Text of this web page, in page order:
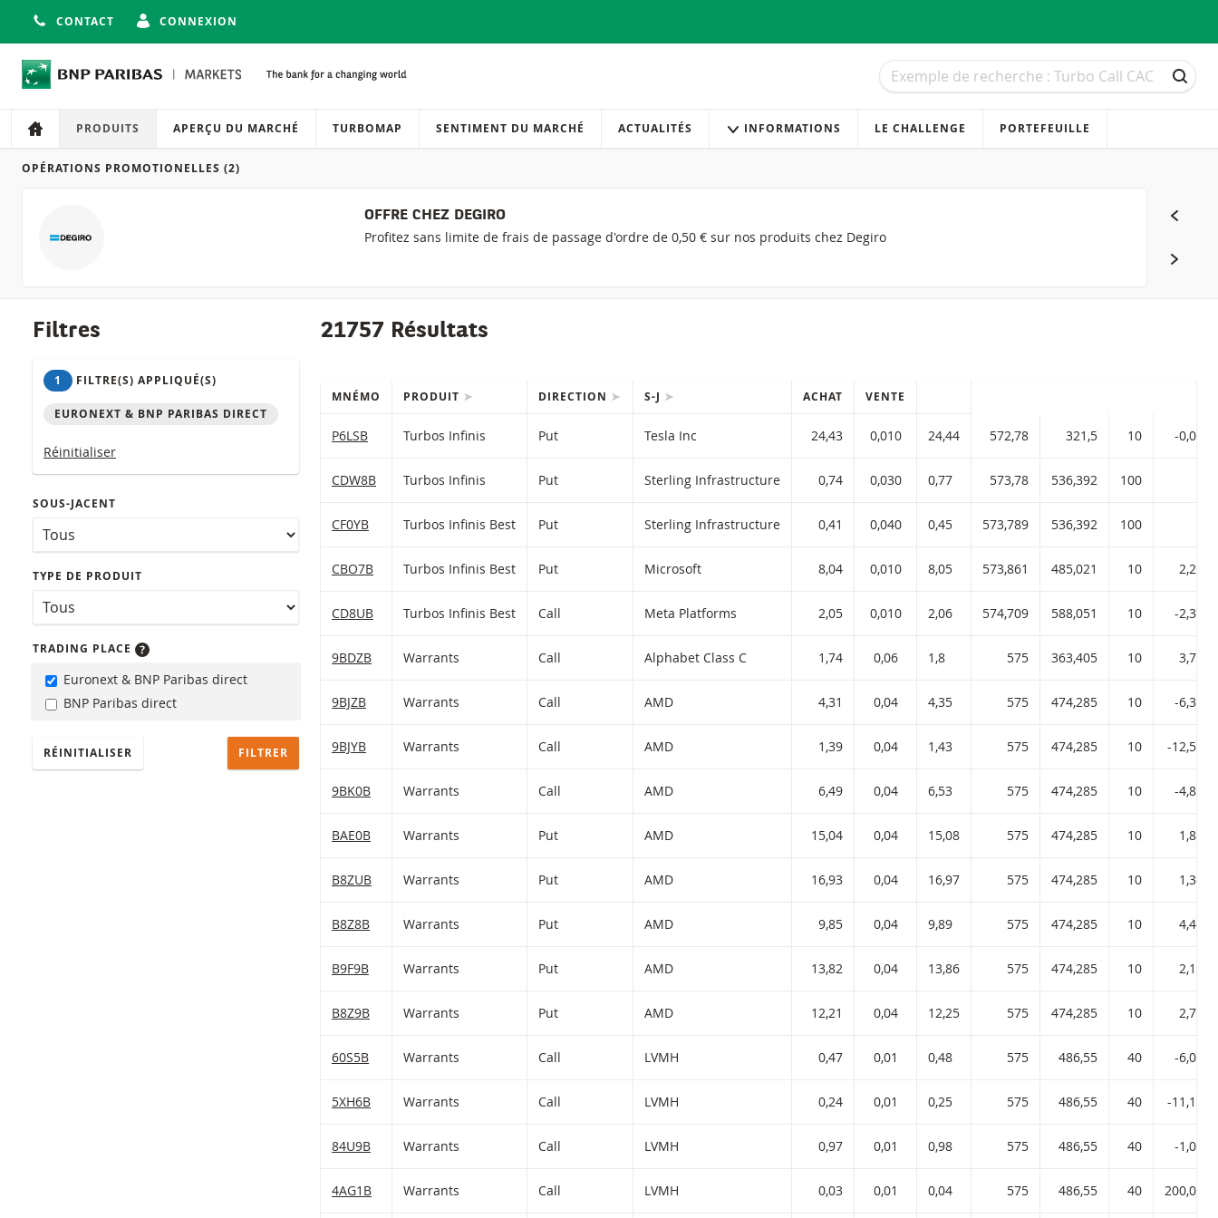
CONTACT CONNEXION
Recherche
Recherche
Navigation
Navigation sur le site
PRODUITS APERÇU DU MARCHÉ TURBOMAP SENTIMENT DU MARCHÉ ACTUALITÉS INFORMATIONS LE CHALLENGE PORTEFEUILLE
Produits
OPÉRATIONS PROMOTIONELLES (2)
OFFRE CHEZ DEGIRO
Profitez sans limite de frais de passage d'ordre de 0,50 € sur nos produits chez Degiro
Filtres
1 FILTRE(S) APPLIQUÉ(S)
EURONEXT & BNP PARIBAS DIRECT
Réinitialiser
SOUS-JACENT
TYPE DE PRODUIT
TRADING PLACE
Euronext & BNP Paribas direct
BNP Paribas direct
RÉINITIALISER
21757 Résultats
MNÉMO PRODUIT DIRECTION S-J ACHAT VENTE
P6LSB Turbos Infinis Put Tesla Inc 24,43 0,010 24,44 572,78 321,5 10 -0,04 %
CDW8B Turbos Infinis Put Sterling Infrastructure 0,74 0,030 0,77 573,78 536,392 100
CF0YB Turbos Infinis Best Put Sterling Infrastructure 0,41 0,040 0,45 573,789 536,392 100
CBO7B Turbos Infinis Best Put Microsoft 8,04 0,010 8,05 573,861 485,021 10 2,29 %
CD8UB Turbos Infinis Best Call Meta Platforms 2,05 0,010 2,06 574,709 588,051 10 -2,38 %
9BDZB Warrants Call Alphabet Class C 1,74 0,06 1,8 575 363,405 10 3,77 %
9BJZB Warrants Call AMD 4,31 0,04 4,35 575 474,285 10 -6,30 %
9BJYB Warrants Call AMD 1,39 0,04 1,43 575 474,285 10 -12,58 %
9BK0B Warrants Call AMD 6,49 0,04 6,53 575 474,285 10 -4,84 %
BAE0B Warrants Put AMD 15,04 0,04 15,08 575 474,285 10 1,83 %
B8ZUB Warrants Put AMD 16,93 0,04 16,97 575 474,285 10 1,38 %
B8Z8B Warrants Put AMD 9,85 0,04 9,89 575 474,285 10 4,45 %
B9F9B Warrants Put AMD 13,82 0,04 13,86 575 474,285 10 2,14 %
B8Z9B Warrants Put AMD 12,21 0,04 12,25 575 474,285 10 2,78 %
60S5B Warrants Call LVMH 0,47 0,01 0,48 575 486,55 40 -6,00 %
5XH6B Warrants Call LVMH 0,24 0,01 0,25 575 486,55 40 -11,11 %
84U9B Warrants Call LVMH 0,97 0,01 0,98 575 486,55 40 -1,02 %
4AG1B Warrants Call LVMH 0,03 0,01 0,04 575 486,55 40 200,00 %